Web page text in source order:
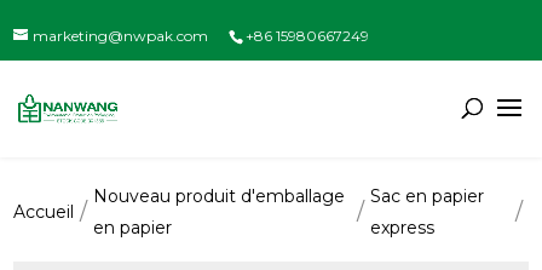
marketing@nwpak.com +86 15980667249
Accueil
Nouveau produit d'emballage
en papier
Sac en papier
express